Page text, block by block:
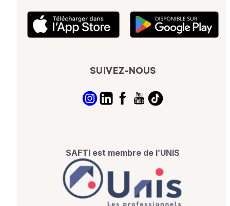
SUIVEZ-NOUS
SAFTI est membre de l’UNIS